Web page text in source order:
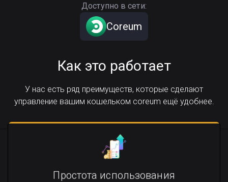
Доступно в сети:
Coreum
Как это работает
У нас есть ряд преимуществ, которые сделают
управление вашим кошельком coreum ещё удобнее.
Простота использования